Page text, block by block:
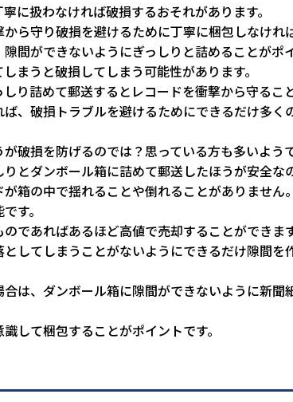
に扱わなければ破損するおそれがあります。
ら守り破損を避けるために丁寧に梱包しなけれ
間ができないようにぎっしりと詰めることがポ
まうと破損してしまう可能性があります。
り詰めて郵送するとレコードを衝撃から守るこ
、破損トラブルを避けるためにできるだけ多く
破損を防げるのでは？思っている方も多いようで
とダンボール箱に詰めて郵送したほうが安全な
箱の中で揺れることや倒れることがありません。
す。
であればあるほど高値で売却することができます
してしまうことがないようにできるだけ隙間を
は、ダンボール箱に隙間ができないように新聞
して梱包することがポイントです。